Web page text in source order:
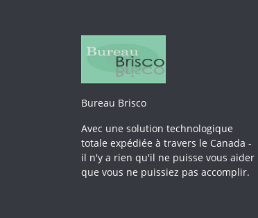
Bureau Brisco
Avec une solution technologique
totale expédiée à travers le Canada -
il n'y a rien qu'il ne puisse vous aider
que vous ne puissiez pas accomplir.